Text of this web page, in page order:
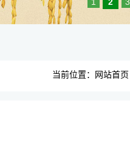
当前位置： 网站首页